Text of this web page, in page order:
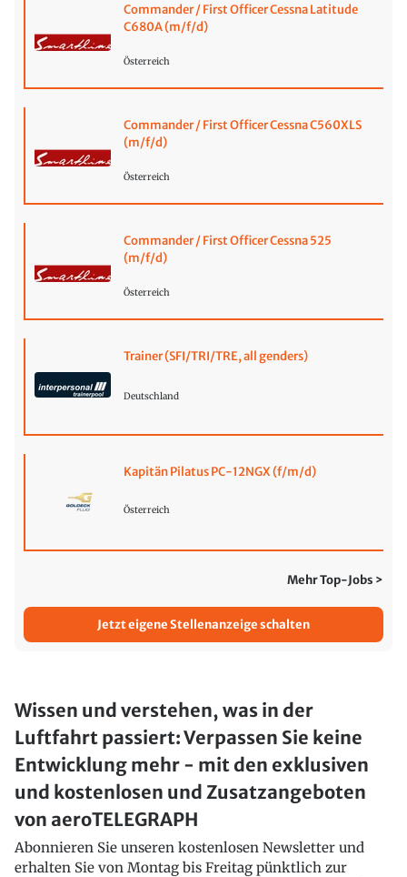
Commander / First Officer Cessna Latitude
C680A (m/f/d)
Österreich
Commander / First Officer Cessna C560XLS
(m/f/d)
Österreich
Commander / First Officer Cessna 525
(m/f/d)
Österreich
Trainer (SFI/TRI/TRE, all genders)
Deutschland
Kapitän Pilatus PC-12NGX (f/m/d)
Österreich
Mehr Top-Jobs >
Jetzt eigene Stellenanzeige schalten
Wissen und verstehen, was in der
Luftfahrt passiert: Verpassen Sie keine
Entwicklung mehr - mit den exklusiven
und kostenlosen und Zusatzangeboten
von aeroTELEGRAPH
Abonnieren Sie unseren kostenlosen Newsletter und
erhalten Sie von Montag bis Freitag pünktlich zur